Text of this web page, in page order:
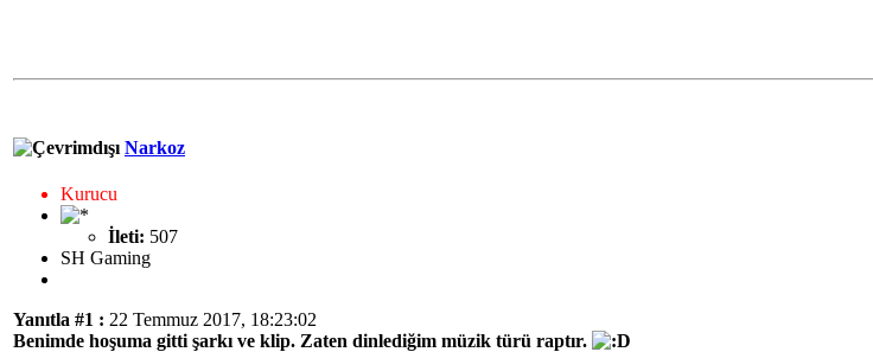
Narkoz
Kurucu
İleti: 507
SH Gaming
Yanıtla #1 : 22 Temmuz 2017, 18:23:02
Benimde hoşuma gitti şarkı ve klip. Zaten dinlediğim müzik türü raptır.